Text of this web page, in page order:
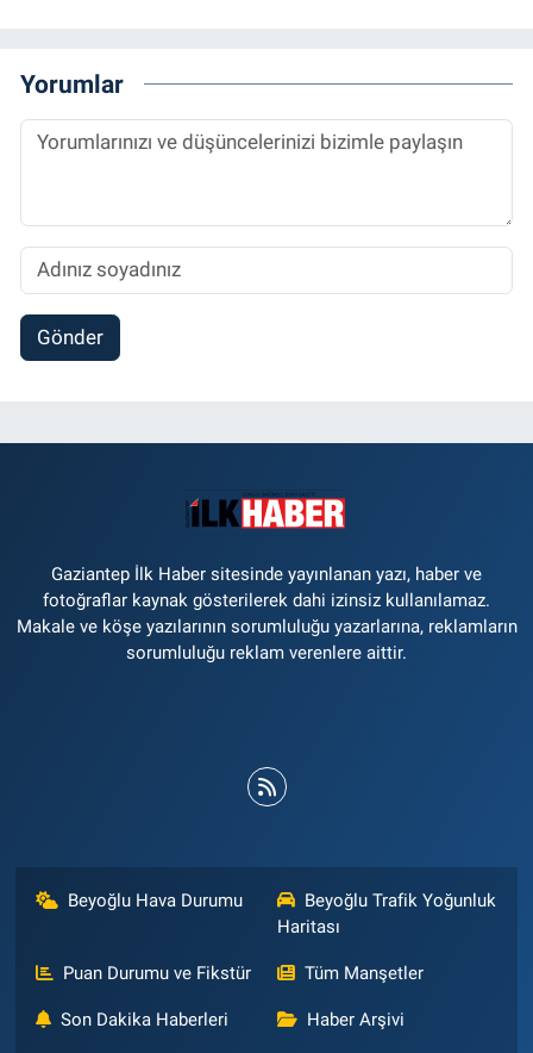
Yorumlar
Gönder
Gaziantep İlk Haber sitesinde yayınlanan yazı, haber ve
fotoğraflar kaynak gösterilerek dahi izinsiz kullanılamaz.
Makale ve köşe yazılarının sorumluluğu yazarlarına, reklamların
sorumluluğu reklam verenlere aittir.
Beyoğlu Hava Durumu
Beyoğlu Trafik Yoğunluk
Haritası
Puan Durumu ve Fikstür Tüm Manşetler
Son Dakika Haberleri Haber Arşivi